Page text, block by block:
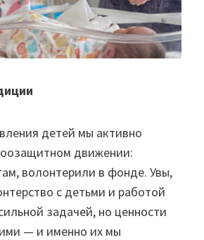
детей мы активно
движении:
волонтерили в фонде. Увы,
с детьми и работой
задачей, но ценности
— и именно их мы